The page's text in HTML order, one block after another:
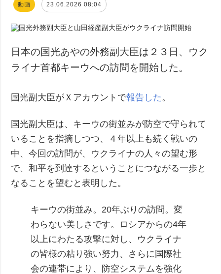
被占領地
政治
防衛
社会・文化
犯罪
事故・緊急事態
コンタクト
追加
特集
インタビュー
写真
サービス
購読
フォトバンク
動画 23.06.2026 08:04
日本の国光あやの外務副大臣は２３日、ウク
ライナ首都キーウへの訪問を開始した。
国光副大臣がＸアカウントで報告した 。
国光副大臣は、キーウの街並みが防空で守られて
いることを指摘しつつ、４年以上も続く戦いの
中、今回の訪問が、ウクライナの人々の望む形
で、和平を到達するということにつながる一歩と
なることを望むと表明した。
キーウの街並み。20年ぶりの訪問。変
わらない美しさです。ロシアからの4年
以上にわたる攻撃に対し、ウクライナ
の皆様の粘り強い努力、さらに国際社
会の連帯により、防空システムを強化